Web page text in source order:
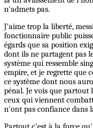
n'admets pas.
J'aime trop la liberté,
fonctionnaire public
égards que sa position
dont ils ne partagent pas
système qui ressemble
empire, et je regrette que
ce système dont nous
pénal. Je vois que partout
ceux qui viennent
n'ont pas confiance dans